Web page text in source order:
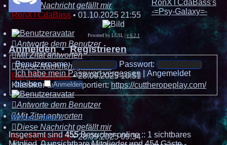
Diese Nachricht gefällt mir
RonXTCdaBass •01.10.2025 21:55
Antworte dem Benutzer
Mit Zitat antworten
Diese Nachricht gefällt mir
RonXTCdaBass•28.09.2025 10:51
Klassiker auf html5 portiert:https://cuttheropeplay.com/
Antworte dem Benutzer
Mit Zitat antworten
Diese Nachricht gefällt mir
RonXTCdaBass•28.09.2025 09:34
RonXTCdaBass's
-=Psy-Galaxy=-
Powered by LGSL v 6.2.1
Anmelden•Registrieren
Benutzername:
Passwort:
Ich habe mein Passwort vergessen
Angemeldet
bleiben
Wer ist online?
Insgesamt sind455Besucher online :: 1 sichtbares